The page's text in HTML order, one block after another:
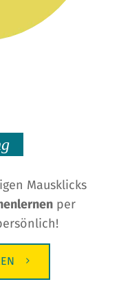
Mausklicks
per